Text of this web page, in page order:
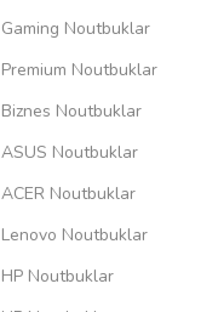
Gaming Noutbuklar
Premium Noutbuklar
Biznes Noutbuklar
ASUS Noutbuklar
ACER Noutbuklar
Lenovo Noutbuklar
HP Noutbuklar